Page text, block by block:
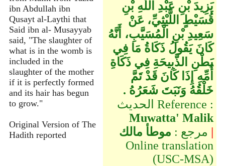
ibn Abdullah ibn
Qusayt al-Laythi that
Said ibn al- Musayyab
said, "The slaughter of
what is in the womb is
included in the
slaughter of the mother
if it is perfectly formed
and its hair has begun
to grow."
Original Version of The
Hadith reported
يَزِيدَ بْنِ عَبْدِ اللَّهِ بْنِ
قُسَيْطٍ اللَّيْثِيِّ، عَنْ
سَعِيدِ بْنِ الْمُسَيَّبِ، أَنَّهُ
كَانَ يَقُولُ ذَكَاةُ مَا فِي
بَطْنِ الذَّبِيحَةِ فِي ذَكَاةِ
أُمِّهِ إِذَا كَانَ قَدْ تَمَّ
خَلْقُهُ وَنَبَتَ شَعَرُهُ ‏.‏
الحديث Reference :
Muwatta' Malik
مرجع : موطأ مالك
|
Online translation
(USC-MSA)